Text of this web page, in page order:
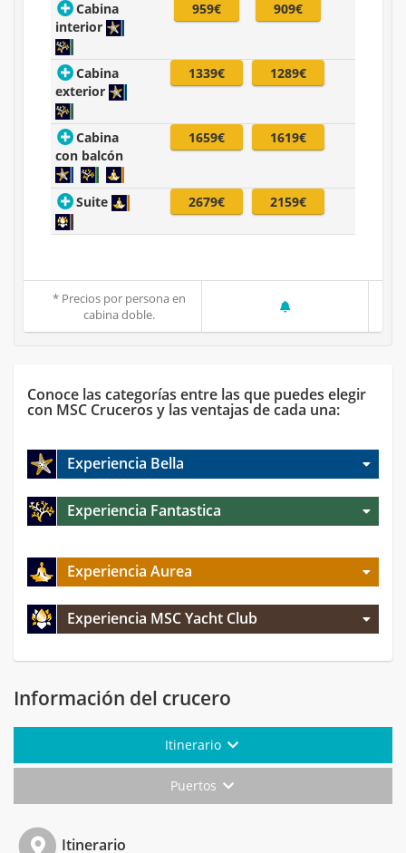
Cabina
interior
959€ 909€
Cabina
exterior
1339€ 1289€
Cabina
con balcón
1659€ 1619€
Suite 2679€ 2159€
* Precios por persona en
cabina doble.
Conoce las categorías entre las que puedes elegir
con MSC Cruceros y las ventajas de cada una:
Experiencia Bella
Experiencia Fantastica
Experiencia Aurea
Experiencia MSC Yacht Club
Información del crucero
Itinerario
Puertos
Itinerario